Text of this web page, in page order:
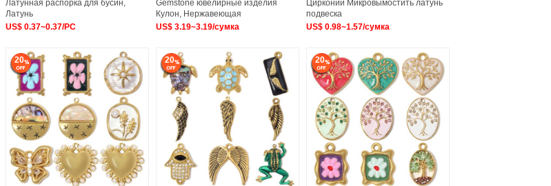
Латунная распорка для бусин,
Латунь
US$ 0.37~0.37/PC
Gemstone ювелирные изделия
Кулон, Нержавеющая
US$ 3.19~3.19/сумка
Цирконий Микровымостить латунь
подвеска
US$ 0.98~1.57/сумка
20 20 20